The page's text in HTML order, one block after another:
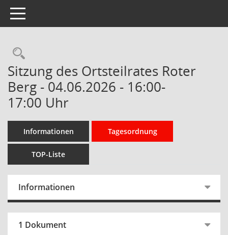
Toggle navigation
Rechercheauswahl
Sitzung des Ortsteilrates Roter
Berg - 04.06.2026 - 16:00-
17:00 Uhr
Informationen Tagesordnung
TOP-Liste
Informationen
1 Dokument